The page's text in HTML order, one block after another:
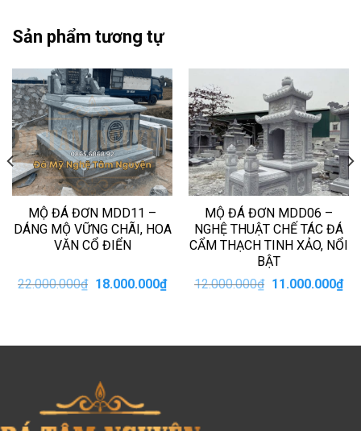
Sản phẩm tương tự
MỘ ĐÁ ĐƠN MDD11 –
DÁNG MỘ VỮNG CHÃI, HOA
VĂN CỔ ĐIỂN
22.000.000₫ Giá
18.000.000₫Giá
hiện
MỘ ĐÁ ĐƠN MDD06 –
NGHỆ THUẬT CHẾ TÁC ĐÁ
CẨM THẠCH TINH XẢO, NỔI
BẬT
12.000.000₫ Giá
11.000.000₫Giá